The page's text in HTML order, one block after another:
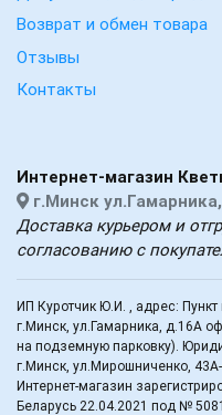
Возврат и обмен товара
Отзывы
Контакты
Интернет-магазин
г.Минск
Доставка курьером и
согласованию с
ИП Куротчик Ю.И. , адрес:
г.Минск, ул.Гамарника, д.16А
на подземную парковку).
г.Минск, ул.Мирошниченко, 43А-
Интернет-магазин
Беларусь 22.04.2021 под №